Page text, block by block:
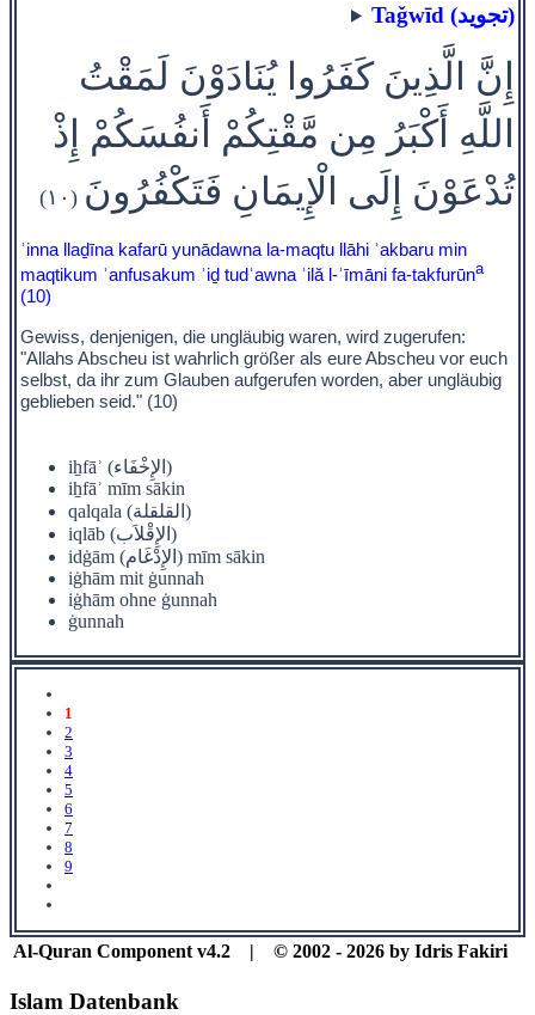
Taǧwīd (تجويد)
إِنَّ الَّذِينَ كَفَرُوا يُنَادَوْنَ لَمَقْتُ
اللَّهِ أَكْبَرُ مِن مَّقْتِكُمْ أَنفُسَكُمْ إِذْ
تُدْعَوْنَ إِلَى الْإِيمَانِ فَتَكْفُرُونَ (١٠)
ʾinna llaḏīna kafarū yunādawna la-maqtu llāhi ʾakbaru min
maqtikum ʾanfusakum ʾiḏ tudʿawna ʾilă l-ʾīmāni fa-takfurūna
(10)
Gewiss, denjenigen, die ungläubig waren, wird zugerufen:
"Allahs Abscheu ist wahrlich größer als eure Abscheu vor euch
selbst, da ihr zum Glauben aufgerufen worden, aber ungläubig
geblieben seid." (10)
iẖfāʾ (الإِخْفَاء)
iẖfāʾ mīm sākin
qalqala (القلقلة)
iqlāb (الإِقْلاَب)
idġām (الإِدْغَام) mīm sākin
iġhām mit ġunnah
iġhām ohne ġunnah
ġunnah
1
2
3
4
5
6
7
8
9
Al-Quran Component v4.2 | © 2002 - 2026 by Idris Fakiri
Islam Datenbank